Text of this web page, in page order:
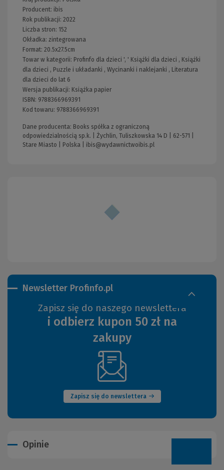
Producent: ibis
Rok publikacji: 2022
Liczba stron: 152
Okładka: zintegrowana
Format: 20.5x27.5cm
Towar w kategorii: Profinfo dla dzieci ', ' Książki dla dzieci , Książki
dla dzieci , Puzzle i układanki , Wycinanki i naklejanki , Literatura
dla dzieci do lat 6
Wersja publikacji: Książka papier
ISBN: 9788366969391
Kod towaru: 9788366969391
Dane producenta: Books spółka z ograniczoną
odpowiedzialnością sp.k. | Żychlin, Tuliszkowska 14 D | 62-571 |
Stare Miasto | Polska | ibis@wydawnictwoibis.pl
Newsletter Profinfo.pl
Zapisz się do naszego newslettera
i odbierz kupon 50 zł na
zakupy
Zapisz się do newslettera
(Nowe
okno)
Opinie